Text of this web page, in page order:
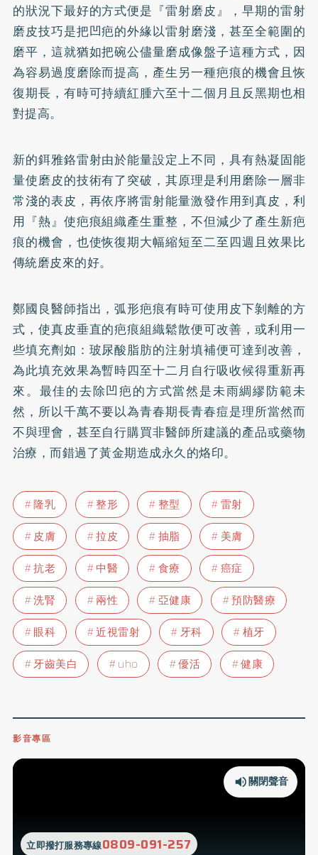
的狀況下最好的方式便是『雷射磨皮』，早期的雷射
磨皮技巧是把凹疤的外緣以雷射磨淺，甚至全範圍的
磨平，這就猶如把碗公儘量磨成像盤子這種方式，因
為容易過度磨除而提高，產生另一種疤痕的機會且恢
復期長，有時可持續紅腫六至十二個月且反黑期也相
對提高。
新的鉺雅鉻雷射由於能量設定上不同，具有熱凝固能
量使磨皮的技術有了突破，其原理是利用磨除一層非
常淺的表皮，再依序將雷射能量激發作用到真皮，利
用『熱』使疤痕組織產生重整，不但減少了產生新疤
痕的機會，也使恢復期大幅縮短至二至四週且效果比
傳統磨皮來的好。
鄭國良醫師指出，弧形疤痕有時可使用皮下剝離的方
式，使真皮垂直的疤痕組織鬆散便可改善，或利用一
些填充劑如：玻尿酸脂肪的注射填補便可達到改善，
為此填充效果為暫時四至十二月自行吸收候得重新再
來。最佳的去除凹疤的方式當然是未雨綢繆防範未
然，所以千萬不要以為青春期長青春痘是理所當然而
不與理會，甚至自行購買非醫師所建議的產品或藥物
治療，而錯過了黃金期造成永久的烙印。
隆乳 整形 整型
雷射
皮膚
拉皮 抽脂
美膚
抗老
中醫 食療
癌症
洗腎
兩性 亞健康
預防醫療
眼科
近視雷射 牙科
植牙
牙齒美白
uho 優活 健康
影音專區
立即撥打服務專線0809-091-257
關閉聲音